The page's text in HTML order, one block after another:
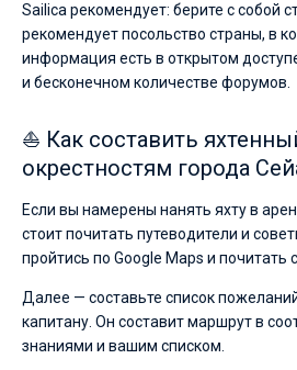
Sailica рекомендует: берите с собой
рекомендует посольство страны, в
информация есть в открытом
и бесконечном количестве форумов.
⛵ Как составить
окрестностям города
Если вы намерены нанять яхту в
стоит почитать путеводители и
пройтись по Google Maps и почитать
Далее — составьте список
капитану. Он составит маршрут в
знаниями и вашим списком.